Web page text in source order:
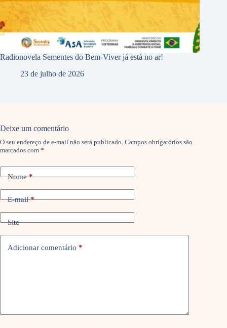
Radionovela Sementes do Bem-Viver já está no ar!
23 de julho de 2026
Deixe um comentário
O seu endereço de e-mail não será publicado. Campos obrigatórios são
marcados com *
Nome*
E-mail*
Site
Adicionar comentário *